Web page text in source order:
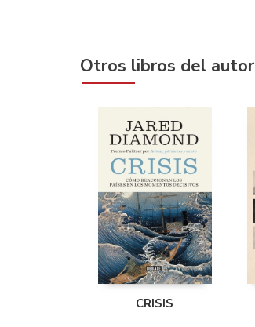
Otros libros del autor
CRISIS